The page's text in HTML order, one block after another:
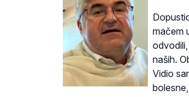
mačem
naših.
Vidio